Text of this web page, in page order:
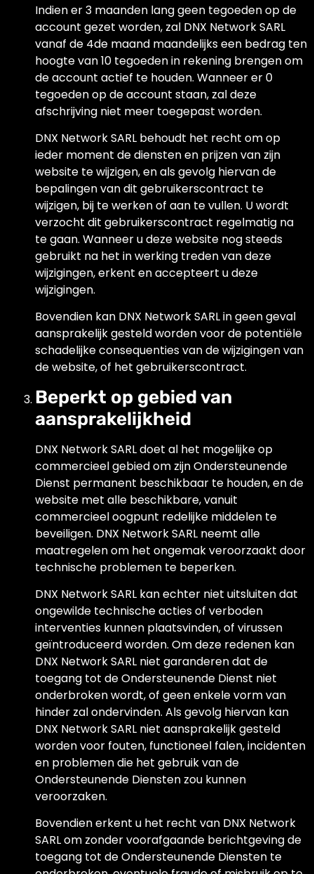
Indien er 3 maanden lang geen tegoeden op de
account gezet worden, zal DNX Network SARL
vanaf de 4de maand maandelijks een bedrag ten
hoogte van 10 tegoeden in rekening brengen om
de account actief te houden. Wanneer er 0
tegoeden op de account staan, zal deze
afschrijving niet meer toegepast worden.
DNX Network SARL behoudt het recht om op
ieder moment de diensten en prijzen van zijn
website te wijzigen, en als gevolg hiervan de
bepalingen van dit gebruikerscontract te
wijzigen, bij te werken of aan te vullen. U wordt
verzocht dit gebruikerscontract regelmatig na
te gaan. Wanneer u deze website nog steeds
gebruikt na het in werking treden van deze
wijzigingen, erkent en accepteert u deze
wijzigingen.
Bovendien kan DNX Network SARL in geen geval
aansprakelijk gesteld worden voor de potentiële
schadelijke consequenties van de wijzigingen van
de website, of het gebruikerscontract.
Beperkt op gebied van
aansprakelijkheid
DNX Network SARL doet al het mogelijke op
commercieel gebied om zijn Ondersteunende
Dienst permanent beschikbaar te houden, en de
website met alle beschikbare, vanuit
commercieel oogpunt redelijke middelen te
beveiligen. DNX Network SARL neemt alle
maatregelen om het ongemak veroorzaakt door
technische problemen te beperken.
DNX Network SARL kan echter niet uitsluiten dat
ongewilde technische acties of verboden
interventies kunnen plaatsvinden, of virussen
geïntroduceerd worden. Om deze redenen kan
DNX Network SARL niet garanderen dat de
toegang tot de Ondersteunende Dienst niet
onderbroken wordt, of geen enkele vorm van
hinder zal ondervinden. Als gevolg hiervan kan
DNX Network SARL niet aansprakelijk gesteld
worden voor fouten, functioneel falen, incidenten
en problemen die het gebruik van de
Ondersteunende Diensten zou kunnen
veroorzaken.
Bovendien erkent u het recht van DNX Network
SARL om zonder voorafgaande berichtgeving de
toegang tot de Ondersteunende Diensten te